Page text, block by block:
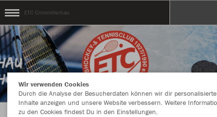
ETC Crimmitschau
Wir verwenden Cookies
Durch die Analyse der Besucherdaten können wir dir personalisierte
Inhalte anzeigen und unsere Website verbessern. Weitere
zu den Cookies findest Du in den Einstellungen.